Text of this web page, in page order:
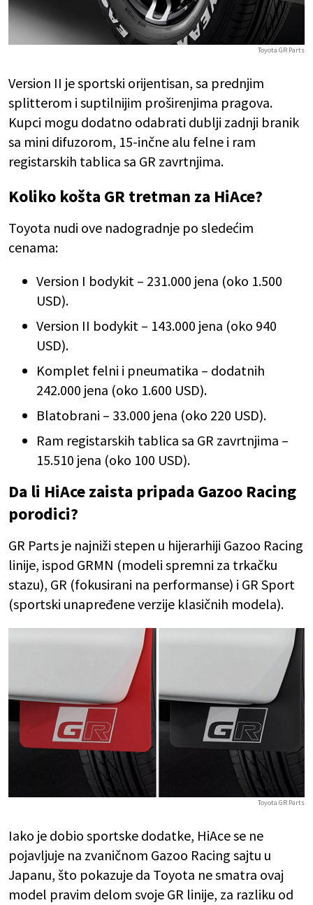
Toyota GR Parts
Version II je sportski orijentisan, sa prednjim
splitterom i suptilnijim proširenjima pragova.
Kupci mogu dodatno odabrati dublji zadnji branik
sa mini difuzorom, 15-inčne alu felne i ram
registarskih tablica sa GR zavrtnjima.
Koliko košta GR tretman za HiAce?
Toyota nudi ove nadogradnje po sledećim
cenama:
Version I bodykit – 231.000 jena (oko 1.500
USD).
Version II bodykit – 143.000 jena (oko 940
USD).
Komplet felni i pneumatika – dodatnih
242.000 jena (oko 1.600 USD).
Blatobrani – 33.000 jena (oko 220 USD).
Ram registarskih tablica sa GR zavrtnjima –
15.510 jena (oko 100 USD).
Da li HiAce zaista pripada Gazoo Racing
porodici?
GR Parts je najniži stepen u hijerarhiji Gazoo Racing
linije, ispod GRMN (modeli spremni za trkačku
stazu), GR (fokusirani na performanse) i GR Sport
(sportski unapređene verzije klasičnih modela).
Toyota GR Parts
Iako je dobio sportske dodatke, HiAce se ne
pojavljuje na zvaničnom Gazoo Racing sajtu u
Japanu, što pokazuje da Toyota ne smatra ovaj
model pravim delom svoje GR linije, za razliku od